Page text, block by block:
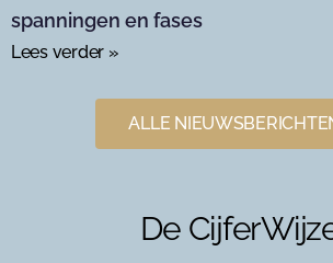
spanningen en fases
Lees verder »
ALLE
De